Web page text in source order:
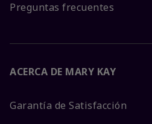
Preguntas frecuentes
ACERCA DE MARY KAY
Garantía de Satisfacción